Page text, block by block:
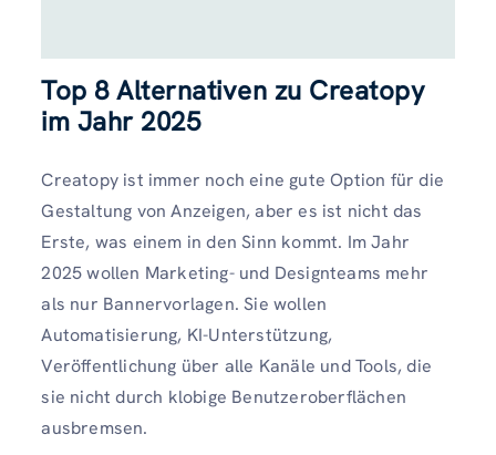
Top 8 Alternativen zu Creatopy
im Jahr 2025
Creatopy ist immer noch eine gute Option für die
Gestaltung von Anzeigen, aber es ist nicht das
Erste, was einem in den Sinn kommt. Im Jahr
2025 wollen Marketing- und Designteams mehr
als nur Bannervorlagen. Sie wollen
Automatisierung, KI-Unterstützung,
Veröffentlichung über alle Kanäle und Tools, die
sie nicht durch klobige Benutzeroberflächen
ausbremsen.